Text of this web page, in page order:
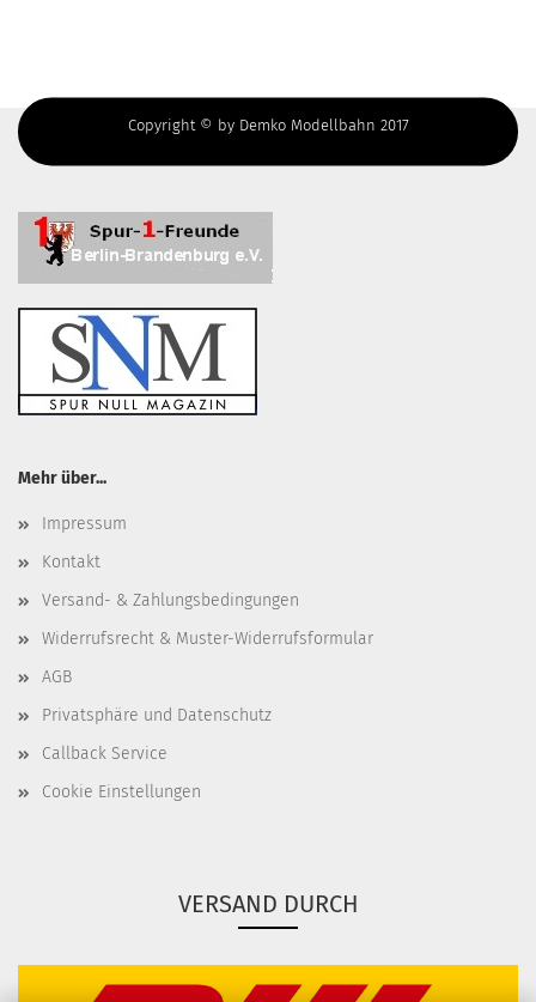
Copyright © by Demko Modellbahn 2017
Mehr über...
Impressum
Kontakt
Versand- & Zahlungsbedingungen
Widerrufsrecht & Muster-Widerrufsformular
AGB
Privatsphäre und Datenschutz
Callback Service
Cookie Einstellungen
VERSAND DURCH